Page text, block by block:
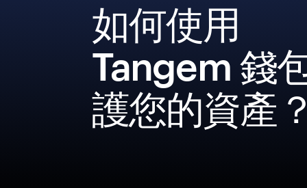
如何使用
Tangem 錢
護您的資產